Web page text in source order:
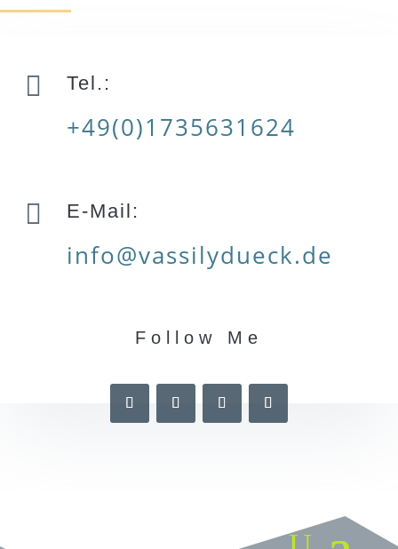
 Tel.:
+49(0)1735631624
 E-Mail:
info@vassilydueck.de
Follow Me